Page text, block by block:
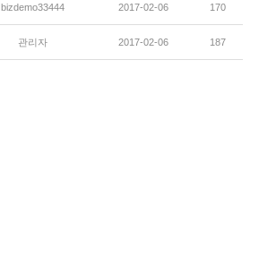
bizdemo33444 2017-02-06 170
관리자 2017-02-06 187